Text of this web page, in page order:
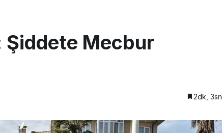
Şiddete Mecbur
2dk, 3sn